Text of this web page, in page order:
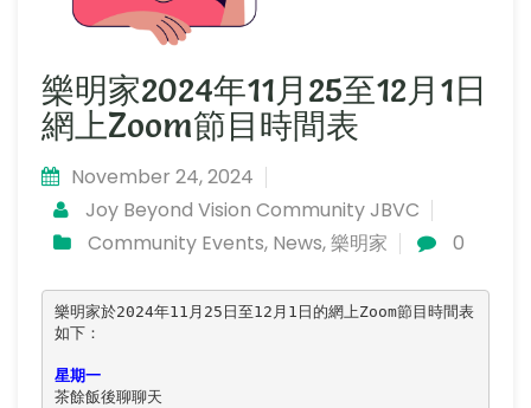
樂明家2024年11月25至12月1日
網上Zoom節目時間表
November 24, 2024
Joy Beyond Vision Community JBVC
Community Events, News,樂明家 0
樂明家於2024年11月25日至12月1日的網上Zoom節目時間表
如下：
星期一
茶餘飯後聊聊天